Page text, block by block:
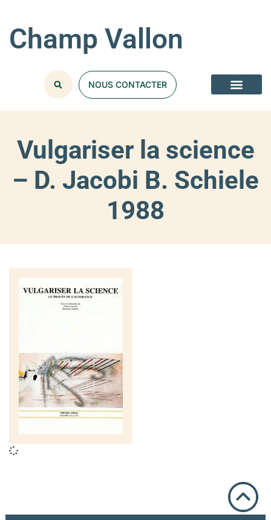
Champ Vallon
NOUS CONTACTER
Vulgariser la science
– D. Jacobi B. Schiele
1988